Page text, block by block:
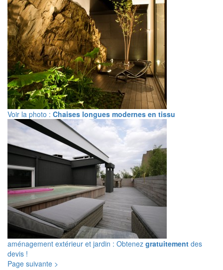
Voir la photo : Chaises longues modernes en tissu
aménagement extérieur et jardin : Obtenez gratuitement des
devis !
Page suivante >